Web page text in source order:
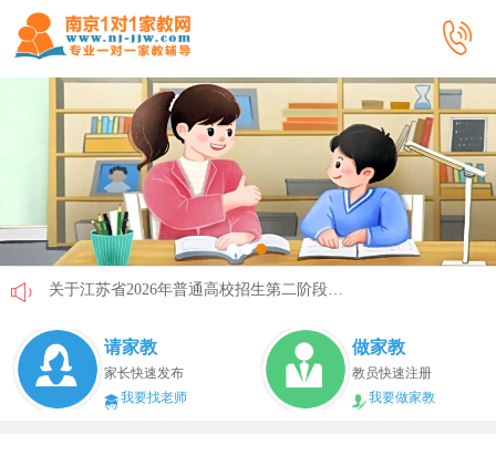
省教育厅最新发文！事关2026年普通高校综合评价招生改革
我市2026年春季学期学生资助申请开始
请家教
家长快速发布
我要找老师
做家教
教员快速注册
我要做家教